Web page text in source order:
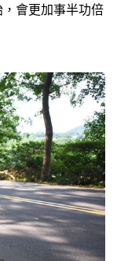
會更加事半功倍